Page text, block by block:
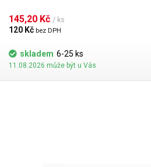
Nabízíme nástavce se dvěma tuhostmi
hustší kapaliny je vhodnější štětec s
jsou všechny dispenzní nástavce
145,20 Kč / ks
120 Kč bez DPH
skladem 6-25 ks
11.08.2026 může být u Vás